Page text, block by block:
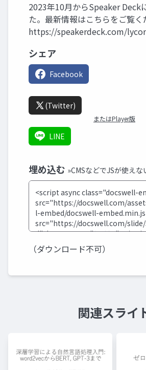
2023年10月からSpeaker Deck
た。最新情報はこちらをご覧く
https://speakerdeck.com/
シェア
Facebook
(Twitter)
またはPlayer版
LINE
埋め込む »CMSなどでJSが使えな
（ダウンロード不可）
関連スライ